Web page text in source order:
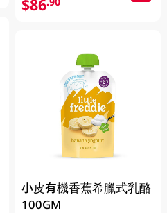
$86
小皮有機香蕉希臘式乳酪
100GM